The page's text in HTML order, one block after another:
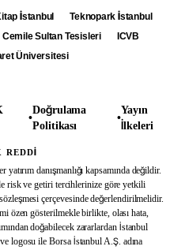
İstanbul
Teknopark İstanbul
Cemile Sultan Tesisleri
ICVB
Üniversitesi
•
Doğrulama
Politikası
•
Yayın
İlkeleri
REDDİ
danışmanlığı kapsamında değildir.
risk ve getiri tercihlerinize göre yetkili
çerçevesinde değerlendirilmelidir.
özen gösterilmekle birlikte, olası hata,
doğabilecek zararlardan İstanbul
logosu ile Borsa İstanbul A.Ş. adına